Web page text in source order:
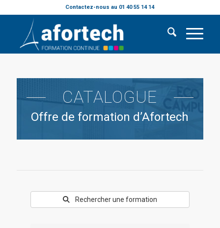
Contactez-nous au 01 40 55 14 14
CATALOGUE
Offre de formation d’Afortech
Rechercher une formation